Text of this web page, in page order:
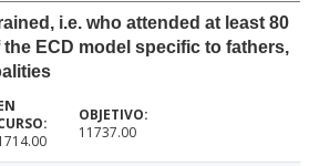
i.e. who attended at least 80
ECD model specific to fathers,
11737.00